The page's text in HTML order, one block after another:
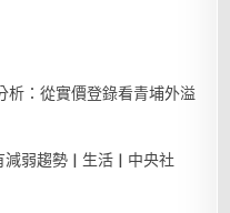
：從實價登錄看青埔外溢
弱趨勢 | 生活 | 中央社